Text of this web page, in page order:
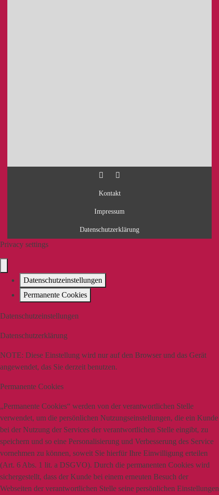
Kontakt
Impressum
Datenschutzerklärung
Privacy settings
Datenschutzeinstellungen
Permanente Cookies
Datenschutzeinstellungen
Datenschutzerklärung
NOTE: Diese Einstellung wird nur auf den Browser und das Gerät
angewendet, das Sie derzeit benutzen.
Permanente Cookies
„Permanente Cookies“ werden von der verantwortlichen Stelle
verwendet, um die persönlichen Nutzungseinstellungen, die ein Kunde
bei der Nutzung der Services der verantwortlichen Stelle eingibt, zu
speichern und so eine Personalisierung und Verbesserung des Service
vornehmen zu können, soweit Sie hierfür Ihre Einwilligung erteilen
(Art. 6 Abs. 1 lit. a DSGVO). Durch die permanenten Cookies wird
sichergestellt, dass der Kunde bei einem erneuten Besuch der
Webseiten der verantwortlichen Stelle seine persönlichen Einstellungen